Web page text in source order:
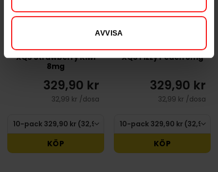
AVVISA
XQS Strawberry Kiwi
8mg
329,90 kr
32,99 kr /dosa
KÖP
XQS Fizzy Peach 8mg
329,90 kr
32,99 kr /dosa
KÖP